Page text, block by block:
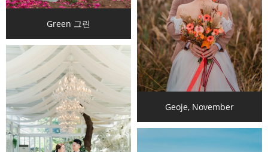
Green 그린
Geoje, November